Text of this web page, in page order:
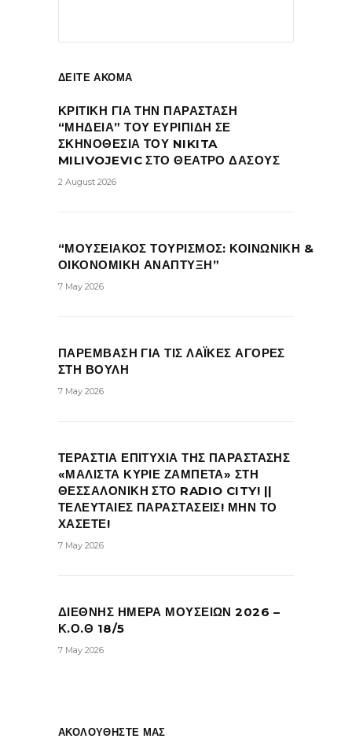
ΔΕΙΤΕ ΑΚΟΜΑ
ΚΡΙΤΙΚΗ ΓΙΑ ΤΗΝ ΠΑΡΑΣΤΑΣΗ
“ΜΗΔΕΙΑ” ΤΟΥ ΕΥΡΙΠΙΔΗ ΣΕ
ΣΚΗΝΟΘΕΣΙΑ ΤΟΥ NIKITA
MILIVOJEVIC ΣΤΟ ΘΕΑΤΡΟ ΔΑΣΟΥΣ
2 August 2026
“ΜΟΥΣΕΙΑΚΟΣ ΤΟΥΡΙΣΜΟΣ: ΚΟΙΝΩΝΙΚΗ &
ΟΙΚΟΝΟΜΙΚΗ ΑΝΑΠΤΥΞΗ”
7 May 2026
ΠΑΡΕΜΒΑΣΗ ΓΙΑ ΤΙΣ ΛΑΪΚΕΣ ΑΓΟΡΕΣ
ΣΤΗ ΒΟΥΛΗ
7 May 2026
ΤΕΡΑΣΤΙΑ ΕΠΙΤΥΧΙΑ ΤΗΣ ΠΑΡΑΣΤΑΣΗΣ
«ΜΑΛΙΣΤΑ ΚΥΡΙΕ ΖΑΜΠΕΤΑ» ΣΤΗ
ΘΕΣΣΑΛΟΝΙΚΗ ΣΤΟ RADIO CITY! ||
ΤΕΛΕΥΤΑΙΕΣ ΠΑΡΑΣΤΑΣΕΙΣ! ΜΗΝ ΤΟ
ΧΑΣΕΤΕ!
7 May 2026
ΔΙΕΘΝΗΣ ΗΜΕΡΑ ΜΟΥΣΕΙΩΝ 2026 –
Κ.Ο.Θ 18/5
7 May 2026
ΑΚΟΛΟΥΘΗΣΤΕ ΜΑΣ